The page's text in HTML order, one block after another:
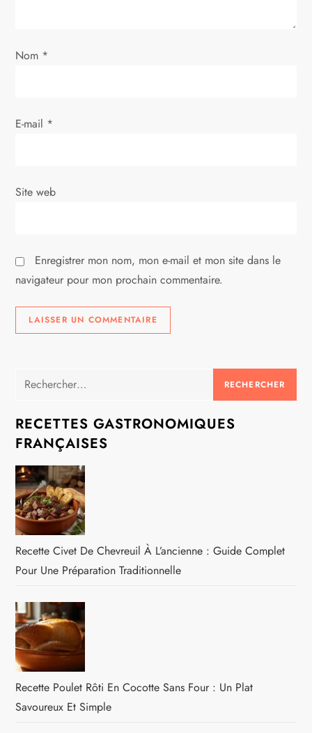
a
t
c
e
Nom *
E-mail *
Site web
Enregistrer mon nom, mon e-mail et mon site dans le
navigateur pour mon prochain commentaire.
Rechercher :
RECETTES GASTRONOMIQUES
FRANÇAISES
Recette Civet De Chevreuil À L’ancienne : Guide Complet
Pour Une Préparation Traditionnelle
Recette Poulet Rôti En Cocotte Sans Four : Un Plat
Savoureux Et Simple